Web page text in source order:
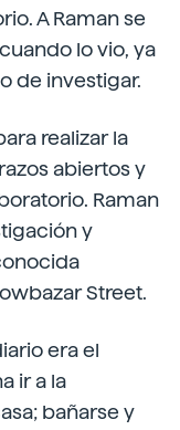
A Raman se
lo vio, ya
de investigar.
realizar la
abiertos y
Raman
y
Street.
era el
ir a la
bañarse y